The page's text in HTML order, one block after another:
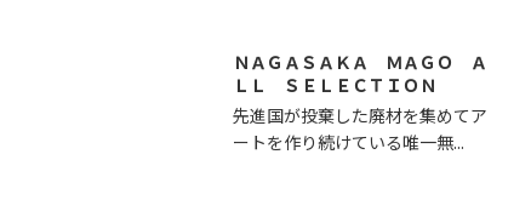
ＮＡＧＡＳＡＫＡ ＭＡＧＯ Ａ
ＬＬ ＳＥＬＥＣＴＩＯＮ
先進国が投棄した廃材を集めてア
ートを作り続けている唯一無...